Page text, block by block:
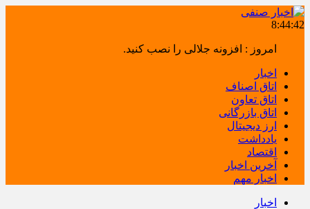
8:44:42
امروز : افزونه جلالی را نصب کنید.
اخبار
اتاق اصناف
اتاق تعاون
اتاق بازرگانی
ارز دیجیتال
یادداشت
اقتصاد
آخرین اخبار
اخبار مهم
اخبار